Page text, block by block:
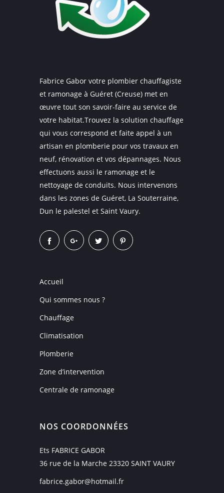
Fabrice Gabor votre plombier chauffagiste
et ramonage à Guéret (Creuse) met en
œuvre tout son savoir-faire au service de
votre habitat.Trouvez la solution chauffage
qui vous correspond et faite appel à un
artisan en plomberie pour vos travaux en
neuf, rénovation et vos dépannages. Nous
effectuons aussi le ramonage et le
nettoyage de conduits. Nous intervenons
dans les zones de Guéret, La Souterraine,
Dun le palestel et Saint Vaury.
Accueil
Qui sommes nous ?
Chauffage
Climatisation
Plomberie
Zone d’intervention
Centrale de ramonage
NOS COORDONNÉES
Ets FABRICE GABOR
36 rue de la Marche 23320 SAINT VAURY
fabrice.gabor@hotmail.fr